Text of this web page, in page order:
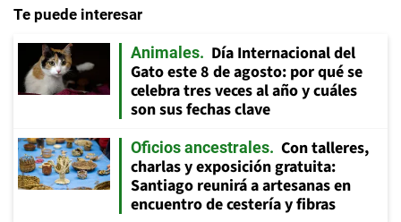
Te puede interesar
Animales
Día Internacional del
Gato este 8 de agosto: por qué se
celebra tres veces al año y cuáles
son sus fechas clave
Oficios ancestrales
Con talleres,
charlas y exposición gratuita:
Santiago reunirá a artesanas en
encuentro de cestería y fibras